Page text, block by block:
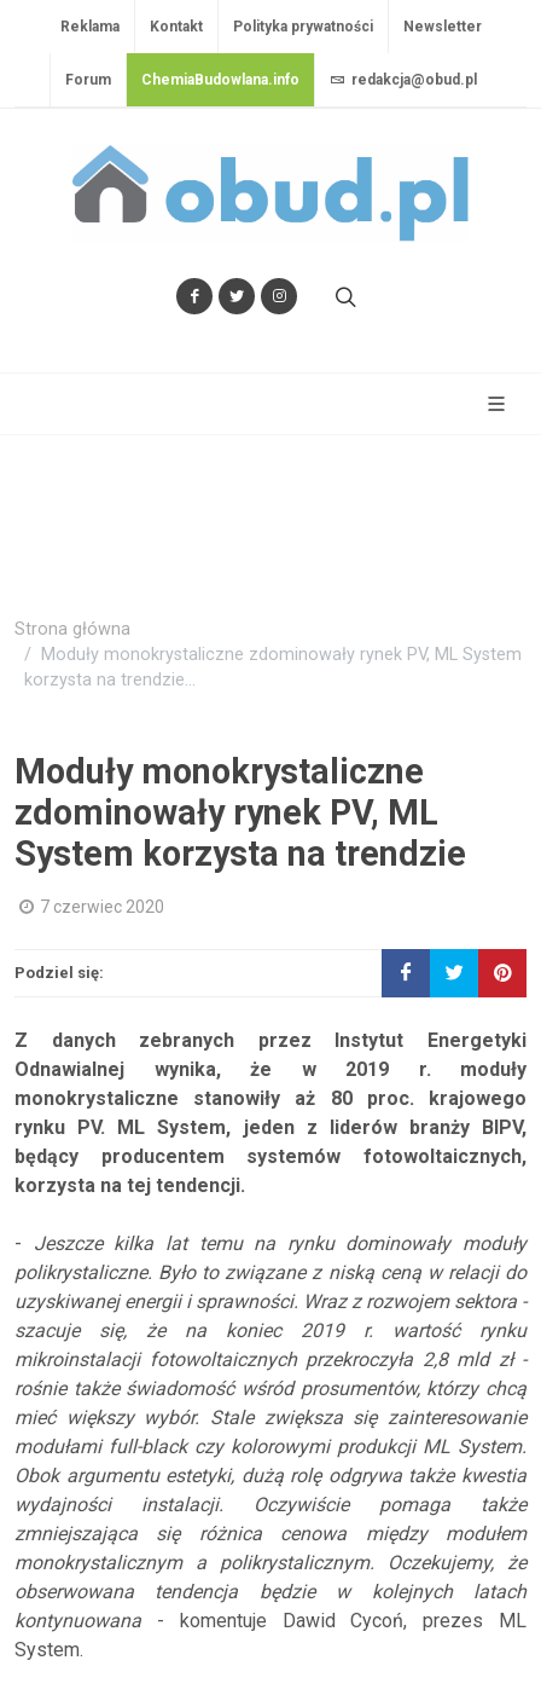
Reklama Kontakt Polityka prywatności Newsletter
Forum ChemiaBudowlana.info redakcja@obud.pl
Strona główna
Moduły monokrystaliczne zdominowały rynek PV, ML System
korzysta na trendzie...
Moduły monokrystaliczne
zdominowały rynek PV, ML
System korzysta na trendzie
7 czerwiec 2020
Podziel się:
Z danych zebranych przez Instytut Energetyki
Odnawialnej wynika, że w 2019 r. moduły
monokrystaliczne stanowiły aż 80 proc. krajowego
rynku PV. ML System, jeden z liderów branży BIPV,
będący producentem systemów fotowoltaicznych,
korzysta na tej tendencji.
- Jeszcze kilka lat temu na rynku dominowały moduły
polikrystaliczne. Było to związane z niską ceną w relacji do
uzyskiwanej energii i sprawności. Wraz z rozwojem sektora -
szacuje się, że na koniec 2019 r. wartość rynku
mikroinstalacji fotowoltaicznych przekroczyła 2,8 mld zł -
rośnie także świadomość wśród prosumentów, którzy chcą
mieć większy wybór. Stale zwiększa się zainteresowanie
modułami full-black czy kolorowymi produkcji ML System.
Obok argumentu estetyki, dużą rolę odgrywa także kwestia
wydajności instalacji. Oczywiście pomaga także
zmniejszająca się różnica cenowa między modułem
monokrystalicznym a polikrystalicznym. Oczekujemy, że
obserwowana tendencja będzie w kolejnych latach
kontynuowana - komentuje Dawid Cycoń, prezes ML
System.